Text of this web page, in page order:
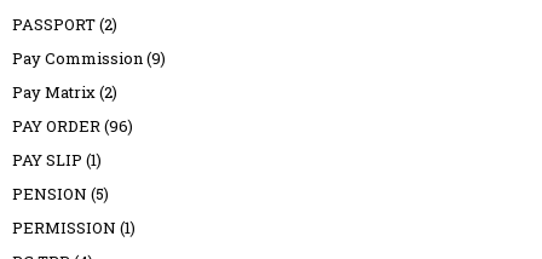
PASSPORT(2)
Pay Commission(9)
Pay Matrix(2)
PAY ORDER(96)
PAY SLIP (1)
PENSION (5)
PERMISSION (1)